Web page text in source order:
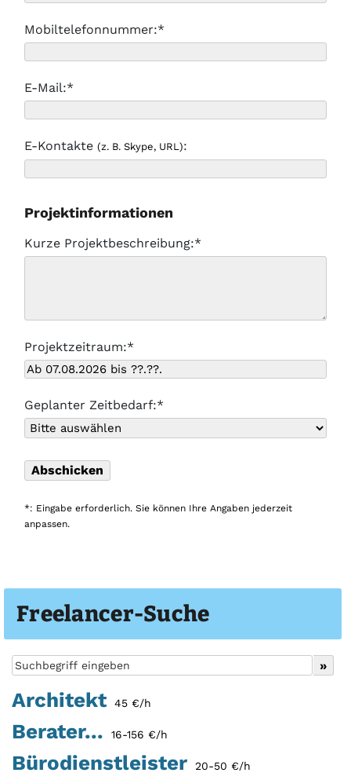
Freelancer-Suche
Architekt 45 €/h
Berater... 16-156 €/h
Bürodienstleister 20-50 €/h
Mobiltelefonnummer:*
E-Mail:*
E-Kontakte (z. B. Skype, URL):
Projektinformationen
Kurze Projektbeschreibung:*
Projektzeitraum:*
Geplanter Zeitbedarf:*
*: Eingabe erforderlich. Sie können Ihre Angaben jederzeit
anpassen.